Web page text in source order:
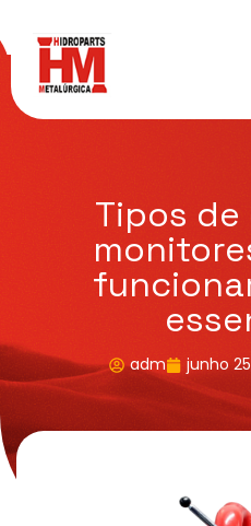
Tipos
adm junho